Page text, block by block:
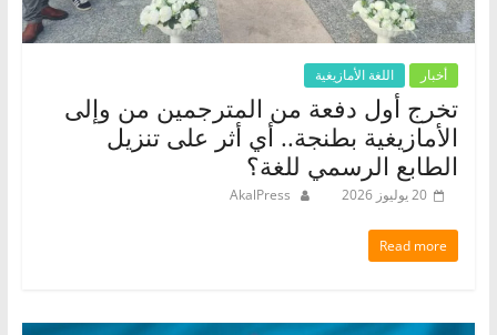
أخبار اللغة الأمازيغية
تخرج أول دفعة من المترجمين من وإلى
الأمازيغية بطنجة.. أي أثر على تنزيل
الطابع الرسمي للغة؟
20 يوليوز 2026 AkalPress
Read more